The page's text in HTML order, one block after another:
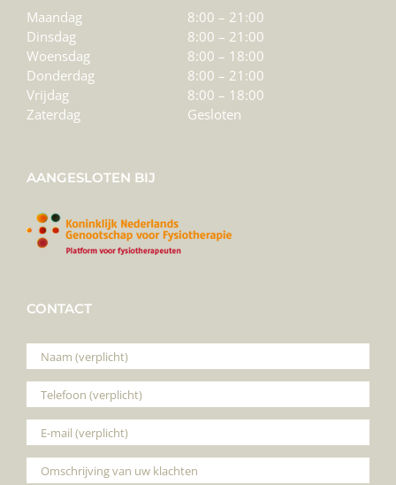
Maandag
8:00 – 21:00
Dinsdag
8:00 – 21:00
Woensdag
8:00 – 18:00
Donderdag
8:00 – 21:00
Vrijdag
8:00 – 18:00
Zaterdag
Gesloten
AANGESLOTEN BIJ
CONTACT